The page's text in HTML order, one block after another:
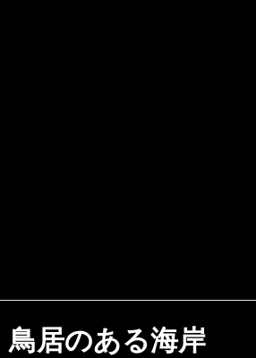
鳥居のある海岸